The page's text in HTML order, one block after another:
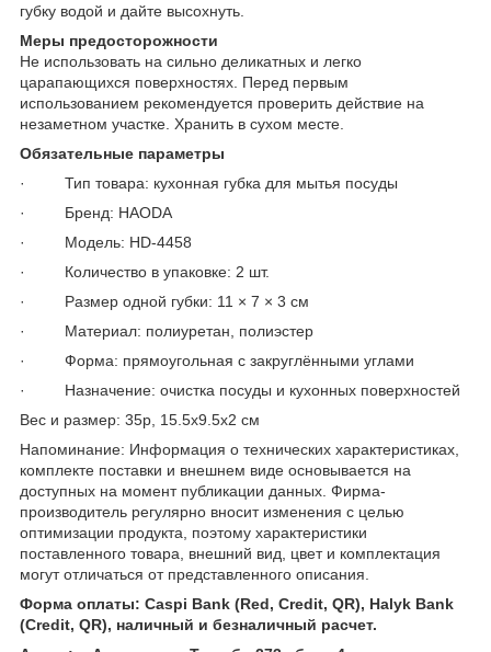
губку водой и дайте высохнуть.
Меры предосторожности
Не использовать на сильно деликатных и легко
царапающихся поверхностях. Перед первым
использованием рекомендуется проверить действие на
незаметном участке. Хранить в сухом месте.
Обязательные параметры
· Тип товара: кухонная губка для мытья посуды
· Бренд: HAODA
· Модель: HD-4458
· Количество в упаковке: 2 шт.
· Размер одной губки: 11 × 7 × 3 см
· Материал: полиуретан, полиэстер
· Форма: прямоугольная с закруглёнными углами
· Назначение: очистка посуды и кухонных поверхностей
Вес и размер: 35р, 15.5x9.5x2 см
Напоминание: Информация о технических характеристиках,
комплекте поставки и внешнем виде основывается на
доступных на момент публикации данных. Фирма-
производитель регулярно вносит изменения с целью
оптимизации продукта, поэтому характеристики
поставленного товара, внешний вид, цвет и комплектация
могут отличаться от представленного описания.
Форма оплаты: Caspi Bank (Red, Credit, QR), Halyk Bank
(Credit, QR), наличный и безналичный расчет.